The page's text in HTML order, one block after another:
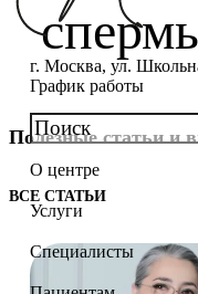
г. Москва, ул.
График работы
О центре
О клинике
Благотворительность
Услуги
Стоимость ЭКО
Специалисты
Главный врач
Полезные статьи и
ВСЕ СТАТЬИ